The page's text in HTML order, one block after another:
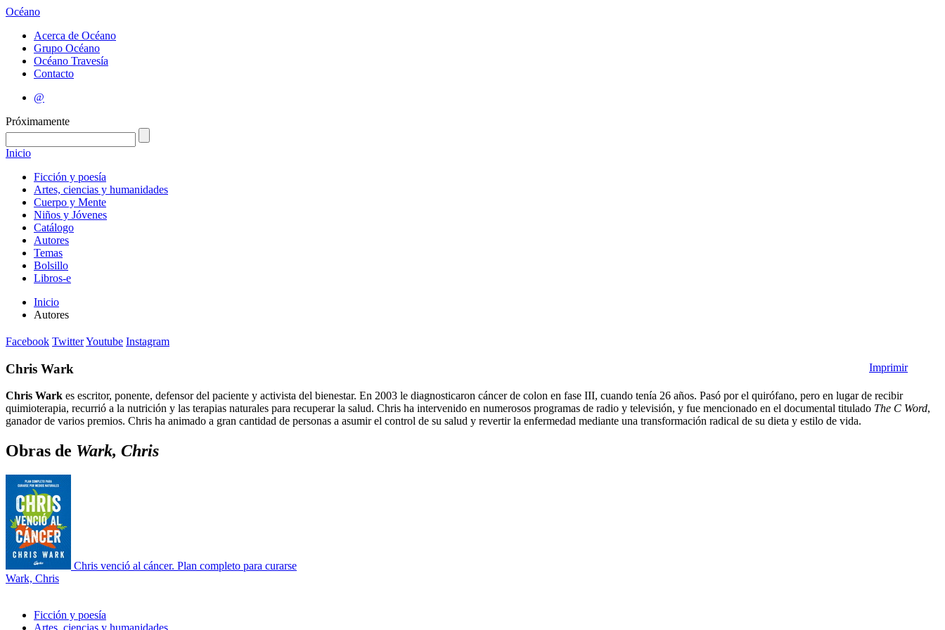
Océano
Acerca de Océano
Grupo Océano
Océano Travesía
Contacto
@
Próximamente
Inicio
Ficción y poesía
Artes, ciencias y humanidades
Cuerpo y Mente
Niños y Jóvenes
Catálogo
Autores
Temas
Bolsillo
Libros-e
Inicio
Autores
Facebook TwitterYoutube Instagram
Imprimir
Chris Wark
Chris Wark es escritor, ponente, defensor del paciente y activista del bienestar. En 2003 le diagnosticaron cáncer de colon en fase III, cuando tenía 26 años. Pasó por el quirófano, pero en lugar de recibir
quimioterapia, recurrió a la nutrición y las terapias naturales para recuperar la salud. Chris ha intervenido en numerosos programas de radio y televisión, y fue mencionado en el documental titulado The C Word,
ganador de varios premios. Chris ha animado a gran cantidad de personas a asumir el control de su salud y revertir la enfermedad mediante una transformación radical de su dieta y estilo de vida.
Obras de Wark, Chris
Chris venció al cáncer. Plan completo para curarse
Wark, Chris
Ficción y poesía